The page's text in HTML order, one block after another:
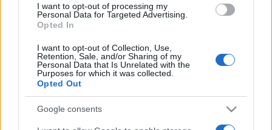
I want to opt-out of processing my
Personal Data for Targeted Advertising.
Opted In
I want to opt-out of Collection, Use,
Retention, Sale, and/or Sharing of my
Personal Data that Is Unrelated with the
Purposes for which it was collected.
Opted Out
Google consents
Vendredi 15 Mai